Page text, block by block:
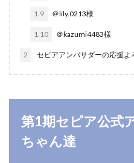
1.9 ＠lily.0213様
1.10 ＠kazumi4483様
2 セピアアンバサダーの応援よ
第1期セピア公式
ちゃん達